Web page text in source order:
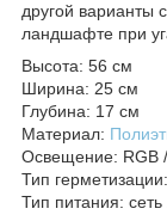
другой варианты
ландшафте при
Высота: 56 см
Ширина: 25 см
Глубина: 17 см
Материал:
Освещение: RGB
Тип
Тип питания: